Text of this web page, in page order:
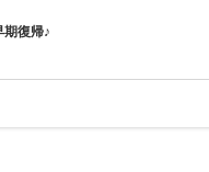
期復帰♪